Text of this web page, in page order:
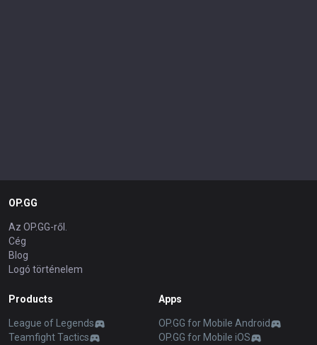
OP.GG
Az OP.GG-ről.
Cég
Blog
Logó történelem
Products
League of Legends
Teamfight Tactics
Apps
OP.GG for Mobile Android
OP.GG for Mobile iOS